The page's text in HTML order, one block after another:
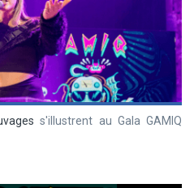
s'illustrent au Gala GAMIQ